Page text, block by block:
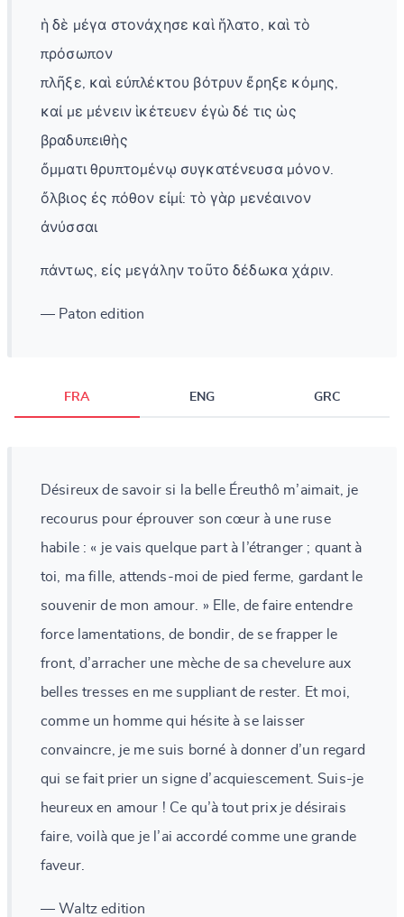
ἡ δὲ μέγα στονάχησε καὶ ἥλατο, καὶ τὸ
πρόσωπον
πλῆξε, καὶ εὐπλέκτου βότρυν ἔρηξε κόμης,
καί με μένειν ἱκέτευεν ἐγὼ δέ τις ὡς
βραδυπειθὴς
ὄμματι θρυπτομένῳ συγκατένευσα μόνον.
ὄλβιος ἐς πόθον εἰμί: τὸ γὰρ μενέαινον
ἀνύσσαι
πάντως, εἰς μεγάλην τοῦτο δέδωκα χάριν.
— Paton edition
FRA ENG GRC
Désireux de savoir si la belle Éreuthô m’aimait, je
recourus pour éprouver son cœur à une ruse
habile : « je vais quelque part à l’étranger ; quant à
toi, ma fille, attends-moi de pied ferme, gardant le
souvenir de mon amour. » Elle, de faire entendre
force lamentations, de bondir, de se frapper le
front, d’arracher une mèche de sa chevelure aux
belles tresses en me suppliant de rester. Et moi,
comme un homme qui hésite à se laisser
convaincre, je me suis borné à donner d’un regard
qui se fait prier un signe d’acquiescement. Suis-je
heureux en amour ! Ce qu’à tout prix je désirais
faire, voilà que je l’ai accordé comme une grande
faveur.
— Waltz edition